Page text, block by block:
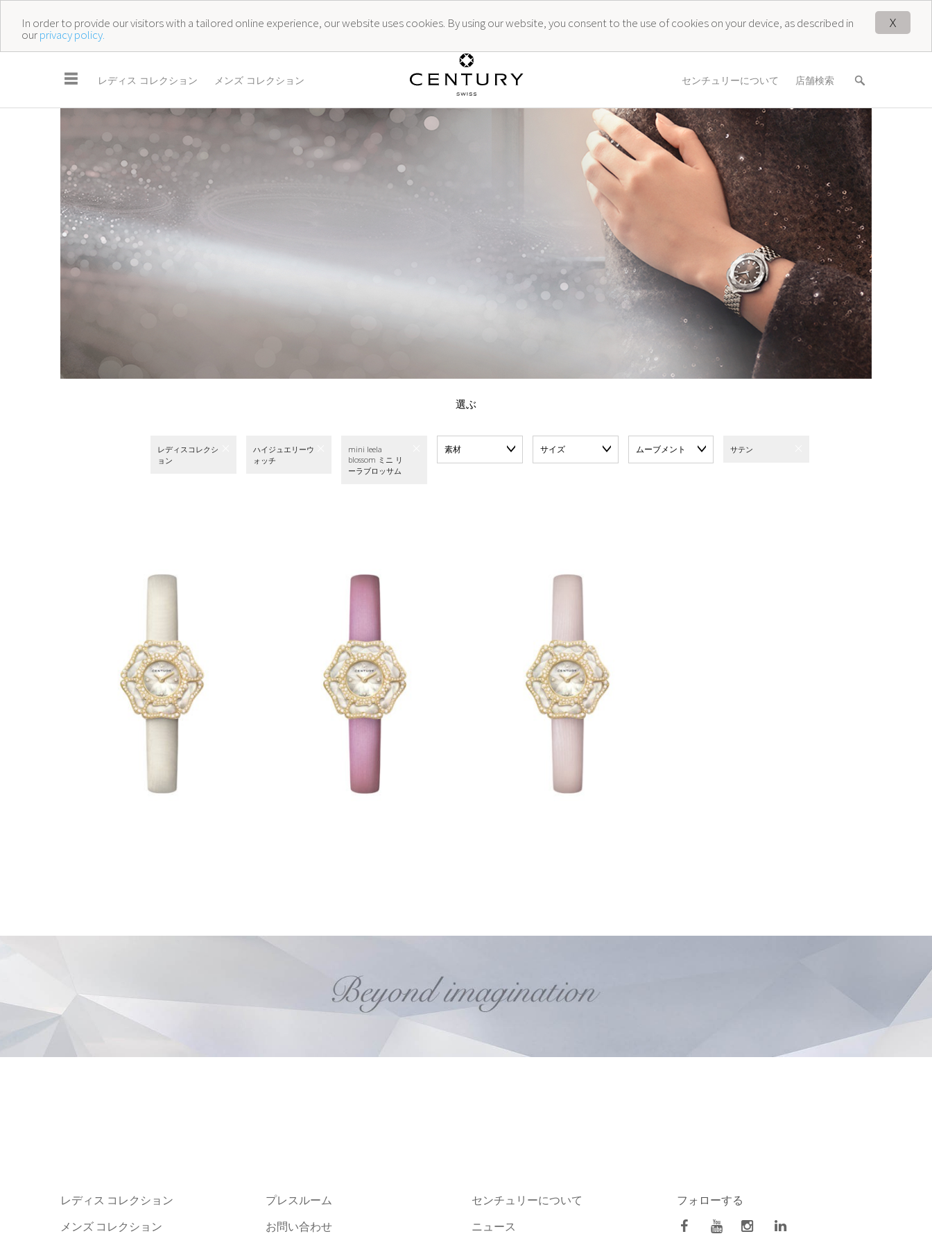
X
In order to provide our visitors with a tailored online experience, our website uses cookies. By using our website, you consent to the use of cookies on your device, as described in
ourprivacy policy.
☰ レディス コレクション メンズ コレクション センチュリーについて 店舗検索
選ぶ
レディスコレクシ
ョン
ハイジュエリーウ
ォッチ
mini leela
blossom ミニ リ
ーラブロッサム
素材 サイズ ムーブメント サテン
レディス コレクション
メンズ コレクション
プレスルーム
お問い合わせ
センチュリーについて
ニュース
フォローする
facebookYoutubeInstagram